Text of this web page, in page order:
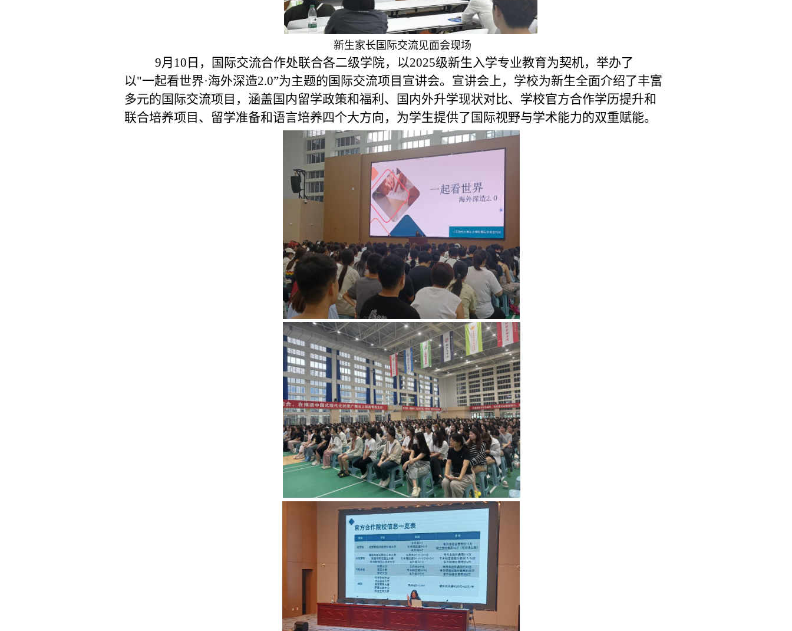
新生家长国际交流见面会现场
9月 10 日，国际交流合作处联合各二级学院，以2025级新生入学专业教育为契机，举办了
以"一起看世界·海外深造2.0”为主题的国际交流项目宣讲会。宣讲会上，学校为新生全面介绍了丰富
多元的国际交流项目，涵盖国内留学政策和福利、国内外升学现状对比、学校官方合作学历提升和
联合培养项目 、 留学准备和语言培养四个大方向，为学生提供了国际视野与学术能力的双重赋能。